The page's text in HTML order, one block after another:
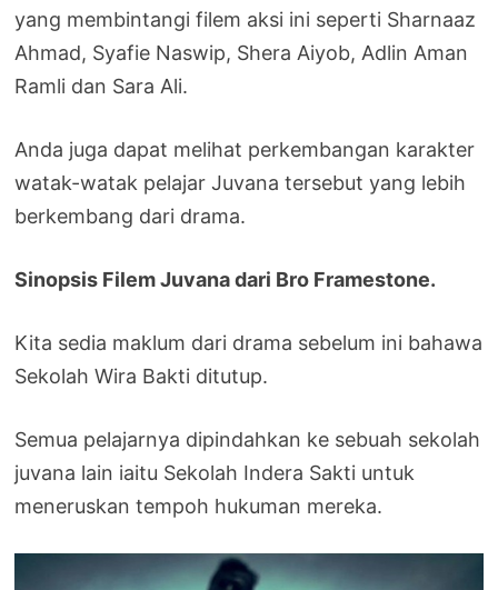
yang membintangi filem aksi ini seperti Sharnaaz
Ahmad, Syafie Naswip, Shera Aiyob, Adlin Aman
Ramli dan Sara Ali.
Anda juga dapat melihat perkembangan karakter
watak-watak pelajar Juvana tersebut yang lebih
berkembang dari drama.
Sinopsis Filem Juvana dari Bro Framestone.
Kita sedia maklum dari drama sebelum ini bahawa
Sekolah Wira Bakti ditutup.
Semua pelajarnya dipindahkan ke sebuah sekolah
juvana lain iaitu Sekolah Indera Sakti untuk
meneruskan tempoh hukuman mereka.